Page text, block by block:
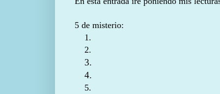
5 de misterio:
1.
2.
3.
4.
5.